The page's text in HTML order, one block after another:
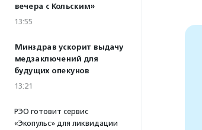
вечера с Кольским»
13:55
Минздрав ускорит выдачу
медзаключений для
будущих опекунов
13:21
РЭО готовит сервис
«Экопульс» для ликвидации